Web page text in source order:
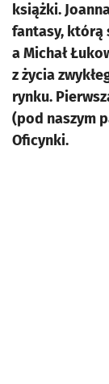
książki.
fantasy, którą
a Michał
z życia
rynku.
(pod naszym
Oficynki.